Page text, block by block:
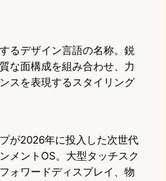
るデザイン言語の名称。鋭
な面構成を組み合わせ、力
スを表現するスタイリング
が2026年に投入した次世代
メントOS。大型タッチスク
ォワードディスプレイ、物